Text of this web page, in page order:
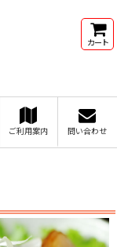
カート
ご利用案内 問い合わせ